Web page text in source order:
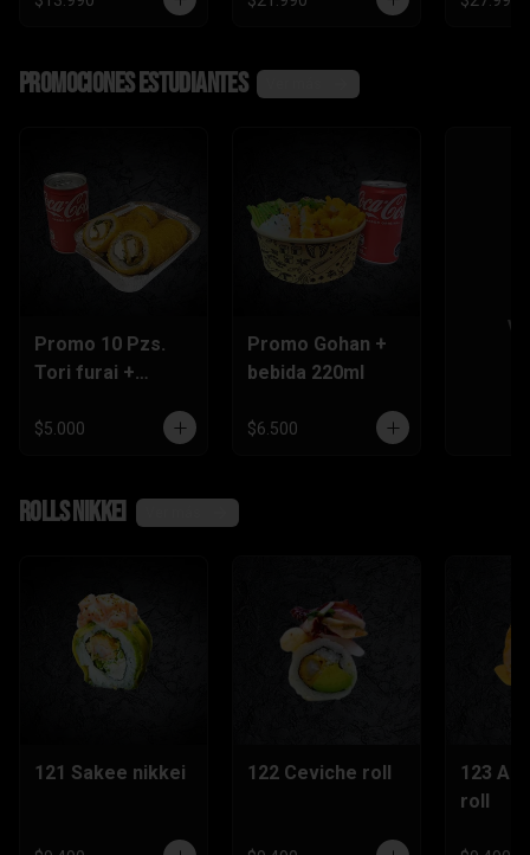
Promociones Estudiantes
Promo 10 Pzs.
Tori furai +
$5.000
Promo Gohan +
bebida 220ml
$6.500
Rolls nikkei
121 Sakee nikkei 122 Ceviche roll
123
roll